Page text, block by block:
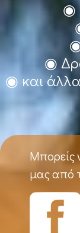
◉
◉
◉ και
Μπορείς
μας από